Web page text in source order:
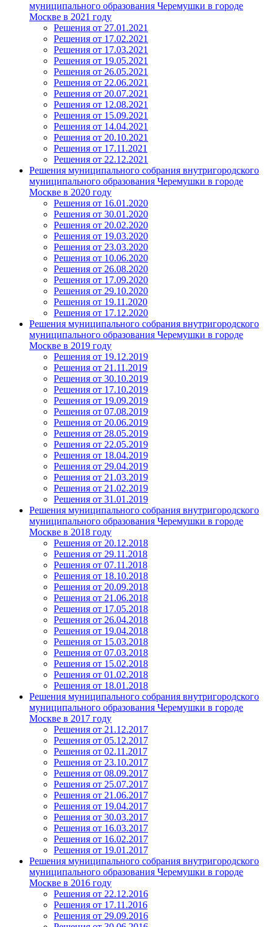
муниципального образования Черемушки в городе
Москве в 2021 году
Решения от 27.01.2021
Решения от 17.02.2021
Решения от 17.03.2021
Решения от 19.05.2021
Решения от 26.05.2021
Решения от 22.06.2021
Решения от 20.07.2021
Решения от 12.08.2021
Решения от 15.09.2021
Решения от 14.04.2021
Решения от 20.10.2021
Решения от 17.11.2021
Решения от 22.12.2021
Решения муниципального собрания внутригородского
муниципального образования Черемушки в городе
Москве в 2020 году
Решения от 16.01.2020
Решения от 30.01.2020
Решения от 20.02.2020
Решения от 19.03.2020
Решения от 23.03.2020
Решения от 10.06.2020
Решения от 26.08.2020
Решения от 17.09.2020
Решения от 29.10.2020
Решения от 19.11.2020
Решения от 17.12.2020
Решения муниципального собрания внутригородского
муниципального образования Черемушки в городе
Москве в 2019 году
Решения от 19.12.2019
Решения от 21.11.2019
Решения от 30.10.2019
Решения от 17.10.2019
Решения от 19.09.2019
Решения от 07.08.2019
Решения от 20.06.2019
Решения от 28.05.2019
Решения от 22.05.2019
Решения от 18.04.2019
Решения от 29.04.2019
Решения от 21.03.2019
Решения от 21.02.2019
Решения от 31.01.2019
Решения муниципального собрания внутригородского
муниципального образования Черемушки в городе
Москве в 2018 году
Решения от 20.12.2018
Решения от 29.11.2018
Решения от 07.11.2018
Решения от 18.10.2018
Решения от 20.09.2018
Решения от 21.06.2018
Решения от 17.05.2018
Решения от 26.04.2018
Решения от 19.04.2018
Решения от 15.03.2018
Решения от 07.03.2018
Решения от 15.02.2018
Решения от 01.02.2018
Решения от 18.01.2018
Решения муниципального собрания внутригородского
муниципального образования Черемушки в городе
Москве в 2017 году
Решения от 21.12.2017
Решения от 05.12.2017
Решения от 02.11.2017
Решения от 23.10.2017
Решения от 08.09.2017
Решения от 25.07.2017
Решения от 21.06.2017
Решения от 19.04.2017
Решения от 30.03.2017
Решения от 16.03.2017
Решения от 16.02.2017
Решения от 19.01.2017
Решения муниципального собрания внутригородского
муниципального образования Черемушки в городе
Москве в 2016 году
Решения от 22.12.2016
Решения от 17.11.2016
Решения от 29.09.2016